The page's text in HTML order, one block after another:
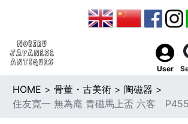
User
HOME > 骨董・古美術 > 陶磁器 >
住友寛一 無為庵 青磁馬上盃 六客 P455